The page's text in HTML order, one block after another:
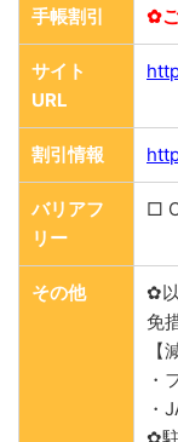
手帳割引 ✿
サイト
URL
割引情報
バリアフ
リー
□
その他
✿
免
【
・
・